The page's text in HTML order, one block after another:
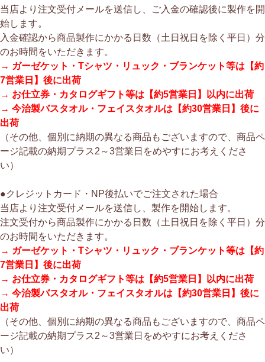
当店より注文受付メールを送信し、ご入金の確認後に製作を開
始します。
入金確認から商品製作にかかる日数（土日祝日を除く平日）分
のお時間をいただきます。
→ ガーゼケット・Tシャツ・リュック・ブランケット等は【約
7営業日】後に出荷
→ お仕立券・カタログギフト等は【約5営業日】以内に出荷
→ 今治製バスタオル・フェイスタオルは【約30営業日】後に
出荷
（その他、個別に納期の異なる商品もございますので、商品ペ
ージ記載の納期プラス2～3営業日をめやすにお考えくださ
い）
●クレジットカード・NP後払いでご注文された場合
当店より注文受付メールを送信し、製作を開始します。
注文受付から商品製作にかかる日数（土日祝日を除く平日）分
のお時間をいただきます。
→ ガーゼケット・Tシャツ・リュック・ブランケット等は【約
7営業日】後に出荷
→ お仕立券・カタログギフト等は【約5営業日】以内に出荷
→ 今治製バスタオル・フェイスタオルは【約30営業日】後に
出荷
（その他、個別に納期の異なる商品もございますので、商品ペ
ージ記載の納期プラス2～3営業日をめやすにお考えくださ
い）